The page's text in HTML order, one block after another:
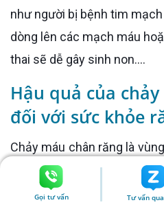
như người bị bệnh tim
dòng lên các mạch máu
thai sẽ dễ gây sinh non….
Hậu quả của
đối với sức khỏe
Chảy máu chân răng là vùng chân răng bị tổn thương
dẫn đến xung huyết, tạo
khuẩn phát triển. Hậu quả
Gọi tư vấn Tư vấn